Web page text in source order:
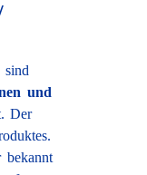
sind
und
Der